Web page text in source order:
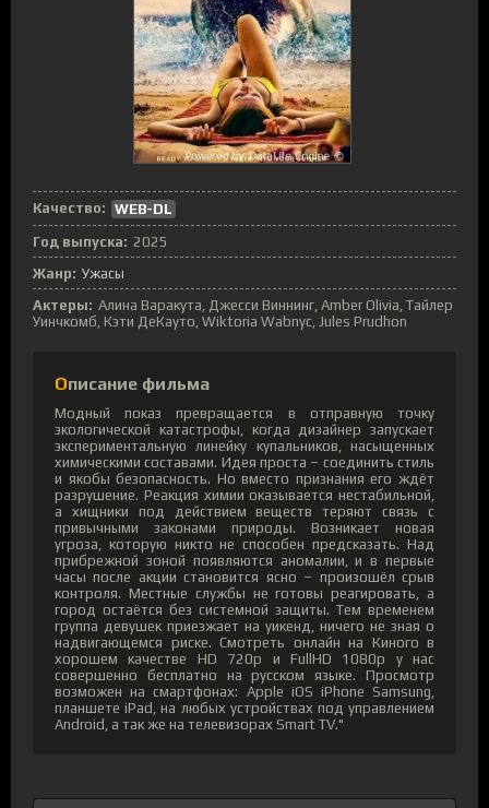
Качество: WEB-DL
Год выпуска: 2025
Жанр: Ужасы
Актеры: Алина Варакута, Джесси Виннинг, Amber Olivia, Тайлер
Уинчкомб, Кэти ДеКауто, Wiktoria Wabnyc, Jules Prudhon
Описание фильма
Модный показ превращается в отправную точку
экологической катастрофы, когда дизайнер запускает
экспериментальную линейку купальников, насыщенных
химическими составами. Идея проста – соединить стиль
и якобы безопасность. Но вместо признания его ждёт
разрушение. Реакция химии оказывается нестабильной,
а хищники под действием веществ теряют связь с
привычными законами природы. Возникает новая
угроза, которую никто не способен предсказать. Над
прибрежной зоной появляются аномалии, и в первые
часы после акции становится ясно – произошёл срыв
контроля. Местные службы не готовы реагировать, а
город остаётся без системной защиты. Тем временем
группа девушек приезжает на уикенд, ничего не зная о
надвигающемся риске. Смотреть онлайн на Киного в
хорошем качестве HD 720p и FullHD 1080p у нас
совершенно бесплатно на русском языке. Просмотр
возможен на смартфонах: Apple iOS iPhone Samsung,
планшете iPad, на любых устройствах под управлением
Android, а так же на телевизорах Smart TV."